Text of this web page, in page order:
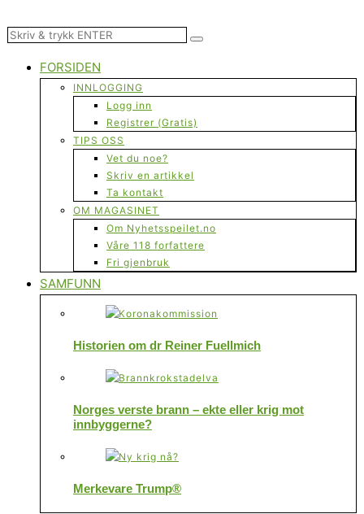
FORSIDEN
INNLOGGING
Logg inn
Registrer (Gratis)
TIPS OSS
Vet du noe?
Skriv en artikkel
Ta kontakt
OM MAGASINET
Om Nyhetsspeilet.no
Våre 118 forfattere
Fri gjenbruk
SAMFUNN
Historien om dr Reiner Fuellmich
Norges verste brann – ekte eller krig mot
innbyggerne?
Merkevare Trump®